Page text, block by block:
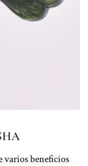
varios beneficios